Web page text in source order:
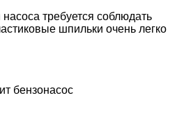
требуется соблюдать
шпильки очень легко
бензонасос